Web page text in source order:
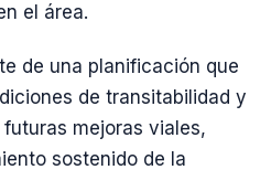
el área.
de una planificación que
de transitabilidad y
mejoras viales,
sostenido de la